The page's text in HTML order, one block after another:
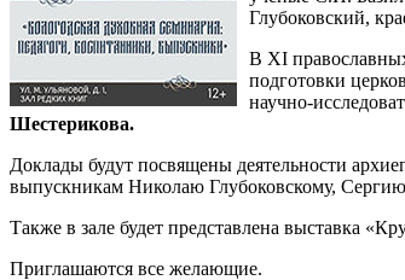
Глубоковский,
В XI
подготовки
научно-
Шестерикова.
Доклады будут посвящены деятельности
выпускникам Николаю Глубоковскому,
Также в зале будет представлена выставка
Приглашаются все желающие.